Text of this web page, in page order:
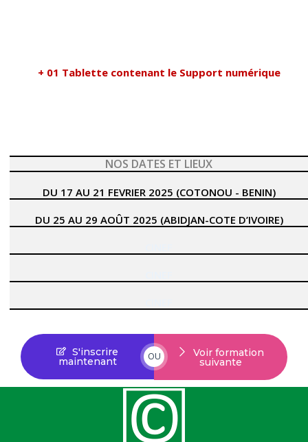
+ 01 Tablette contenant le Support numérique
NOS DATES ET LIEUX
DU 17 AU 21 FEVRIER 2025 (COTONOU - BENIN)
DU 25 AU 29 AOÛT 2025 (ABIDJAN-COTE D’IVOIRE)
S'inscrire
maintenant OU Voir formation
suivante